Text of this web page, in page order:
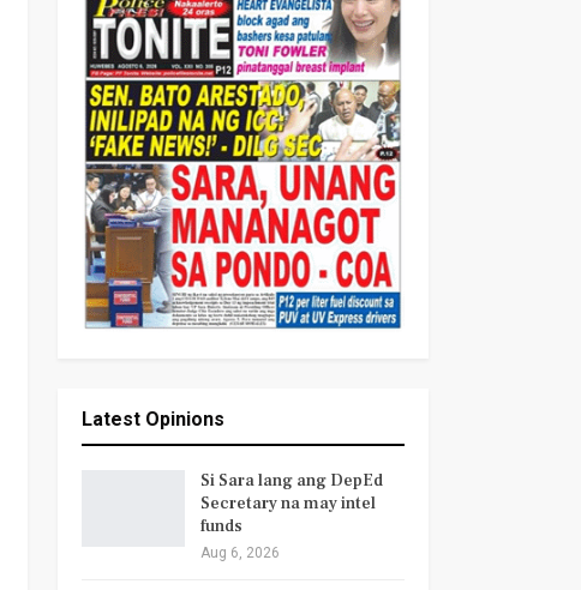
Latest Opinions
Si Sara lang ang DepEd
Secretary na may intel
funds
Aug 6, 2026